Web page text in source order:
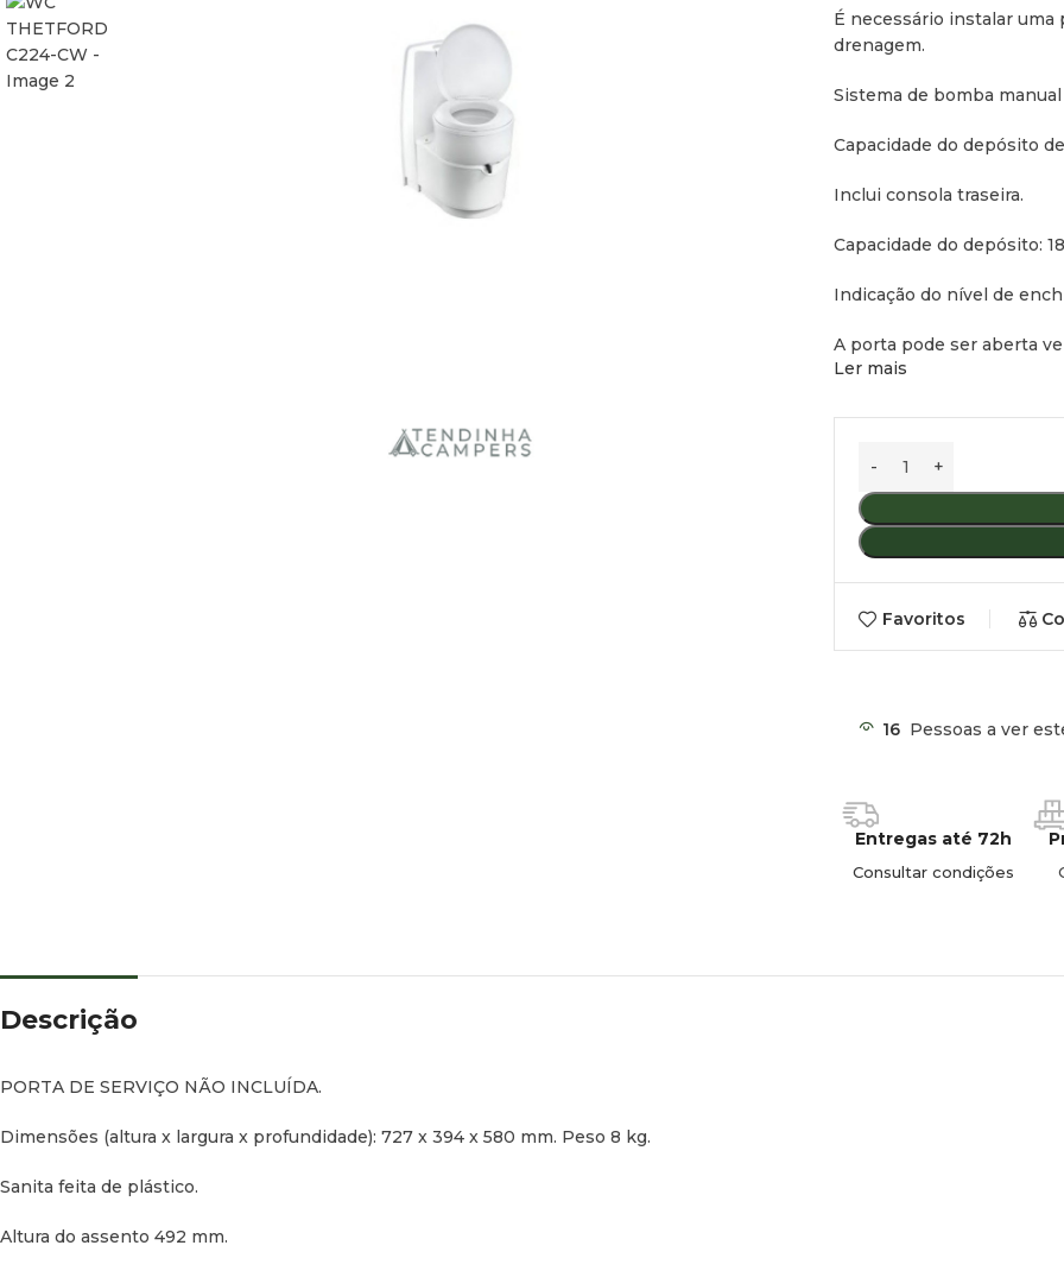
É necessário instalar uma
drenagem.
Sistema de bomba
Capacidade do depósito
Inclui consola traseira.
Capacidade do depósito:
Indicação do nível de
A porta pode ser aberta
Dimensões: 727
de profundidade.
Ler mais
Favoritos
16 Pessoas a ver
Entregas até 72h
Consultar condições
Descrição
PORTA DE SERVIÇO NÃO INCLUÍDA.
Dimensões (altura x largura x profundidade): 727 x 394 x 580 mm. Peso 8 kg.
Sanita feita de plástico.
Altura do assento 492 mm.